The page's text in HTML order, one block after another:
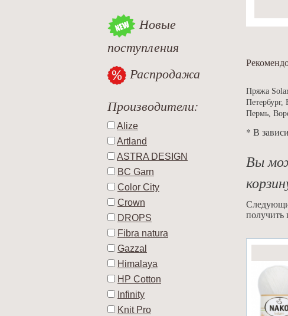
Новые
поступления
Распродажа
Производители:
Alize
Artland
ASTRA DESIGN
BC Garn
Color City
Crown
DROPS
Fibra natura
Gazzal
Himalaya
HP Cotton
Infinity
Knit Pro
Пряжа
Пермь,
* В
Вы
получить